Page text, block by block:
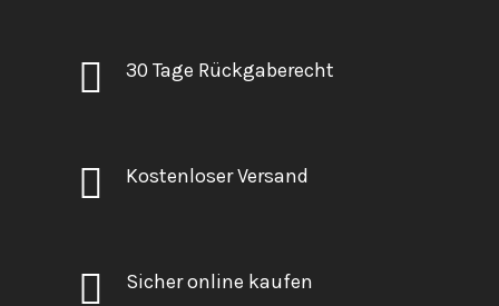
30 Tage Rückgaberecht
Kostenloser Versand
Sicher online kaufen